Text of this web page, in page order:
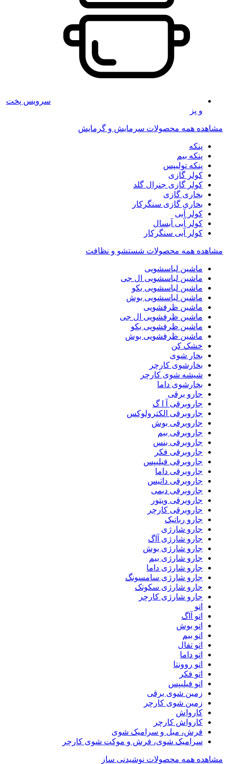
سرویس پخت
و پز
مشاهده همه محصولات سرمایش و گرمایش
پنکه
پنکه بیم
پنکه تولیپس
کولر گازی
کولر گازی جنرال گلد
بخاری گازی
بخاری گازی سنگرکار
کولر آبی
کولر آبی آبسال
کولر آبی سنگرکار
مشاهده همه محصولات شستشو و نظافت
ماشین لباسشویی
ماشین لباسشویی ال جی
ماشین لباسشویی بکو
ماشین لباسشویی بوش
ماشین ظرفشویی
ماشین ظرفشویی ال جی
ماشین ظرفشویی بکو
ماشین ظرفشویی بوش
خشک کن
بخار شوی
بخارشوی کارچر
شیشه شوی کارچر
بخارشوی داما
جارو برقی
جاروبرقی آ ا گ
جاروبرقی الکترولوکس
جاروبرقی بوش
جاروبرقی بیم
جاروبرقی بنس
جاروبرقی فکر
جاروبرقی فیلیپس
جاروبرقی داما
جاروبرقی داتیس
جاروبرقی دیمی
جاروبرقی ویتور
جاروبرقی کارچر
جارو رباتیک
جارو شارژی
جارو شارژی آاگ
جارو شارژی بوش
جارو شارژی بیم
جارو شارژی داما
جارو شارژی سامسونگ
جارو شارژی سکوتک
جارو شارژی کارچر
اتو
اتو آاگ
اتو بوش
اتو بیم
اتو تفال
اتو داما
اتو روونتا
اتو فکر
اتو فیلیپس
زمین شوی برقی
زمین شوی کارچر
کارواش
کارواش کارچر
فرش، مبل و سرامیک شوی
سرامیک شوی، فرش و موکت شوی کارچر
مشاهده همه محصولات نوشیدنی ساز